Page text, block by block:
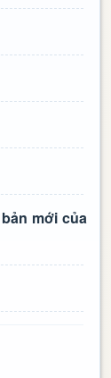
mới của